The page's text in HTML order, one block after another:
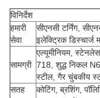
विनिर्देश
हमारी
सेवा
सीएनसी टर्निंग,
इलेक्ट्रिक डिस्चार्ज
सामग्री
एल्यूमीनियम,
718, शुद्ध निकल
स्टील, गैर चुंबकीय
सतह
कोटिंग, ब्रशिंग,